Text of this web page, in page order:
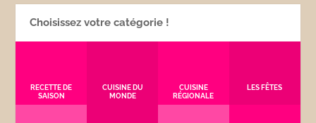
Choisissez votre catégorie !
RECETTE DE
SAISON
CUISINE DU
MONDE
CUISINE
RÉGIONALE
LES FÊTES